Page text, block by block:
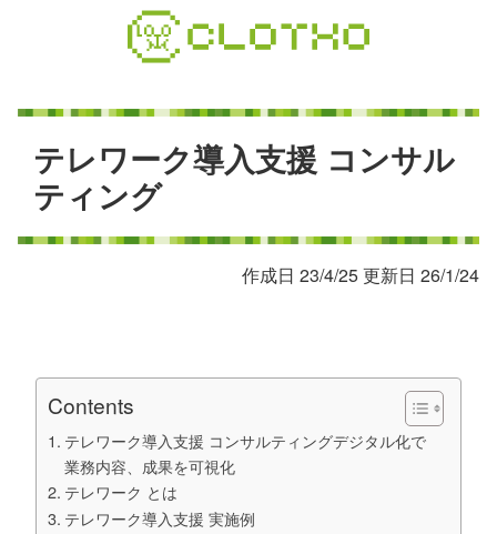
テレワーク導入支援 コンサル
ティング
作成日 23/4/25 更新日 26/1/24
Contents
テレワーク導入支援 コンサルティングデジタル化で
業務内容、成果を可視化
テレワーク とは
テレワーク導入支援 実施例